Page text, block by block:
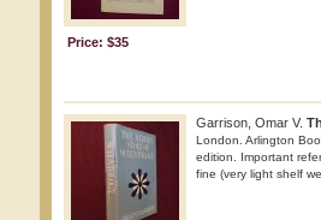
Price: $35
Garrison, Omar V.
London. Arlington
edition. Important
fine (very light shelf